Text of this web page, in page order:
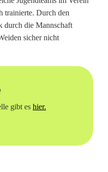
trainierte. Durch den
durch die Mannschaft
sicher nicht
gibt es hier.